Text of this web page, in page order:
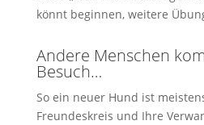
könnt beginnen, weitere
Andere Menschen
Besuch…
So ein neuer Hund ist
Freundeskreis und Ihre